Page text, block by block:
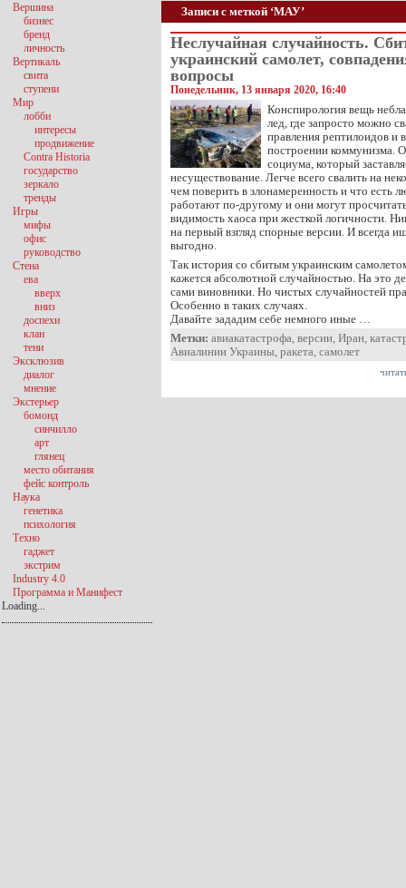
Записи с меткой ‘МАУ’
Неслучайная случайность.
украинский самолет,
вопросы
Понедельник, 13 января 2020, 16:40
Конспирология вещь
лед, где запросто можно
правления рептилоидов и
построении коммунизма.
социума, который
несуществование. Легче всего свалить на
чем поверить в злонамеренность и что есть
работают по-другому и они могут
видимость хаоса при жесткой логичности.
на первый взгляд спорные версии. И всегда
выгодно.
Так история со сбитым украинским
кажется абсолютной случайностью. На это
сами виновники. Но чистых случайностей
Особенно в таких случаях.
Давайте зададим себе немного иные …
Метки: авиакатастрофа, версии, Иран,
Авиалинии Украины, ракета, самолет
Вершина
бизнес
бренд
личность
Вертикаль
свита
ступени
Мир
лобби
интересы
продвижение
Contra Historia
государство
зеркало
тренды
Игры
мифы
офис
руководство
Стена
ева
вверх
вниз
доспехи
клан
тени
Эксклюзив
диалог
мнение
Экстерьер
бомонд
синчилло
арт
глянец
место обитания
фейс контроль
Наука
генетика
психология
Техно
гаджет
экстрим
Industry 4.0
Программа и Манифест
Loading...